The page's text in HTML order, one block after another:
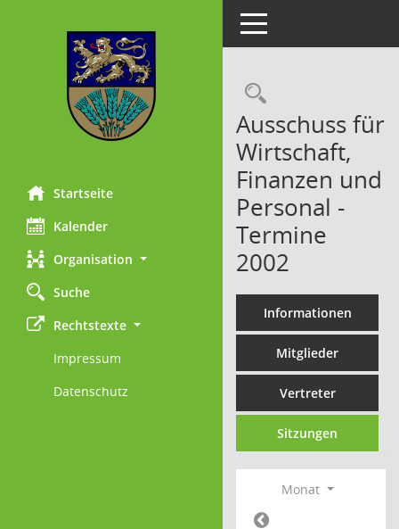
Startseite
Kalender
Organisation
Suche
Rechtstexte
Impressum
Datenschutz
Toggle navigation
Ausschuss für
Wirtschaft,
Finanzen und
Personal -
Termine
2002
Informationen
Mitglieder
Vertreter
Sitzungen
Monat